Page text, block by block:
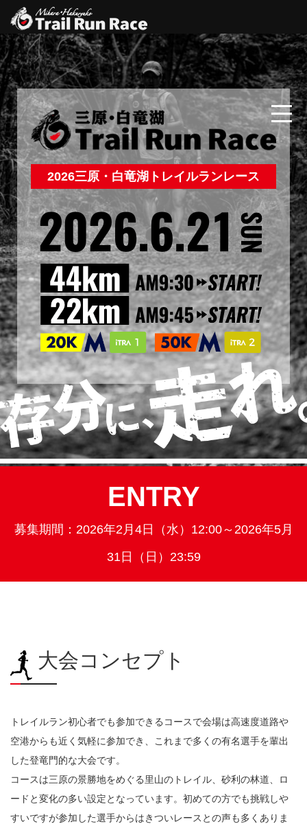
2026三原・白竜湖トレイルランレース
ENTRY
募集期間：2026年2月4日（水）12:00～2026年5月
31日（日）23:59
大会コンセプト
トレイルラン初心者でも参加できるコースで会場は高速度道路や
空港からも近く気軽に参加でき、これまで多くの有名選手を輩出
した登竜門的な大会です。
コースは三原の景勝地をめぐる里山のトレイル、砂利の林道、ロ
ードと変化の多い設定となっています。初めての方でも挑戦しや
すいですが参加した選手からはきついレースとの声も多くありま